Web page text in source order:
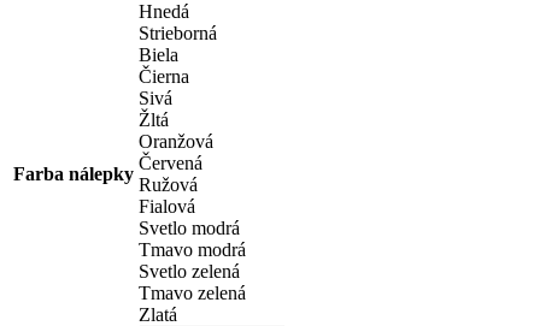
Farba nálepky
Hnedá
Strieborná
Biela
Čierna
Sivá
Žltá
Oranžová
Červená
Ružová
Fialová
Svetlo modrá
Tmavo modrá
Svetlo zelená
Tmavo zelená
Zlatá